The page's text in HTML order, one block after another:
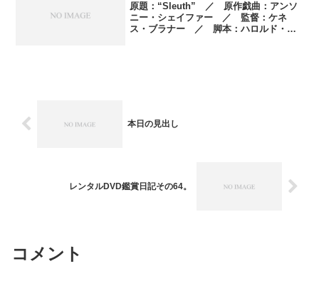
原題：“Sleuth” ／ 原作戯曲：アンソ
ニー・シェイファー ／ 監督：ケネ
ス・ブラナー ／ 脚本：ハロルド・ピ
本日の見出し
レンタルDVD鑑賞日記その64。
コメント